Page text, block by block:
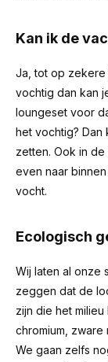
Kan ik de
Ja, tot op zekere
vochtig dan kan
loungeset voor
het vochtig? Dan
zetten. Ook in
even naar
vocht.
Ecologisch
Wij laten al onze
zeggen dat de
zijn die het
chromium,
We gaan zelfs